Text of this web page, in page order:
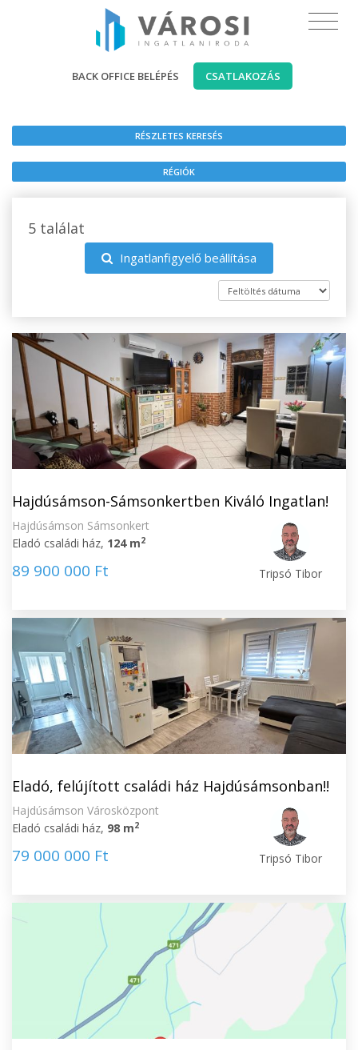
BACK OFFICE BELÉPÉS CSATLAKOZÁS
RÉSZLETES KERESÉS
RÉGIÓK
5 találat
Ingatlanfigyelő beállítása
Hajdúsámson-Sámsonkertben Kiváló Ingatlan!
Hajdúsámson Sámsonkert
Eladó családi ház, 124 m2
89 900 000 Ft Tripsó Tibor
Eladó, felújított családi ház Hajdúsámsonban!!
Hajdúsámson Városközpont
Eladó családi ház, 98 m2
79 000 000 Ft Tripsó Tibor